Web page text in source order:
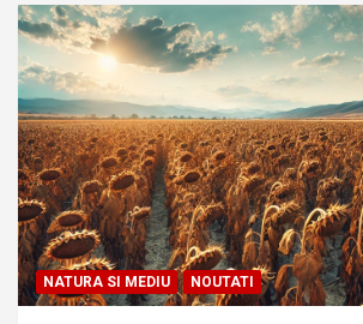
NATURA SI MEDIU NOUTATI